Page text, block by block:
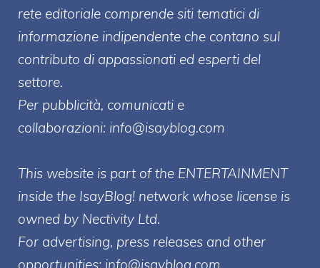
rete editoriale comprende siti tematici di
informazione indipendente che contano sul
contributo di appassionati ed esperti del
settore.
Per pubblicità, comunicati e
collaborazioni: info@isayblog.com
This website is part of the ENTERTAINMENT
inside the IsayBlog! network whose license is
owned by Nectivity Ltd.
For advertising, press releases and other
opportunities: info@isayblog.com